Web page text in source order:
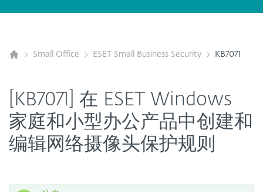
Small Office ESET Small Business Security KB7071
[KB7071] 在 ESET Windows
家庭和小型办公产品中创建和
编辑网络摄像头保护规则